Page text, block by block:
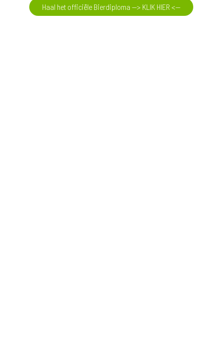
Haal het officiële Bierdiploma --> KLIK HIER <--